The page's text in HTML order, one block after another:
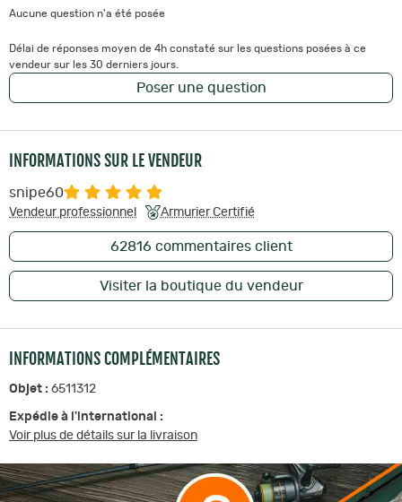
Aucune question n'a été posée
Délai de réponses moyen de 4h constaté sur les questions posées à ce
vendeur sur les 30 derniers jours.
Poser une question
INFORMATIONS SUR LE VENDEUR
snipe60
Vendeur professionnel Armurier Certifié
62816 commentaires client
Visiter la boutique du vendeur
INFORMATIONS COMPLÉMENTAIRES
Objet : 6511312
Expédie à l'international :
Voir plus de détails sur la livraison